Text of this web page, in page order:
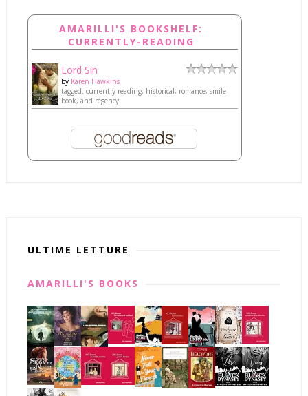
AMARILLI'S BOOKSHELF:
CURRENTLY-READING
Lord Sin
by Karen Hawkins
tagged: currently-reading, historical, romance, smile-
book, and regency
ULTIME LETTURE
AMARILLI'S BOOKS